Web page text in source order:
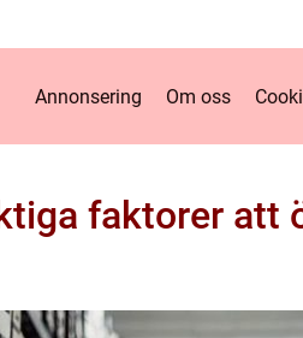
Annonsering Om oss
faktorer att